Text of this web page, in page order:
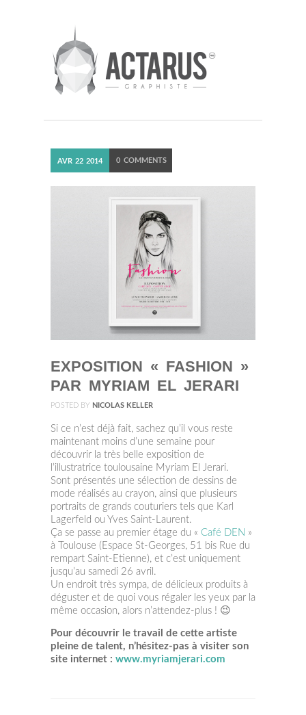
AVR 22 2014 0 COMMENTS
EXPOSITION « FASHION »
PAR MYRIAM EL JERARI
POSTED BY NICOLAS KELLER
Si ce n’est déjà fait, sachez qu’il vous reste
maintenant moins d’une semaine pour
découvrir la très belle exposition de
l’illustratrice toulousaine Myriam El Jerari.
Sont présentés une sélection de dessins de
mode réalisés au crayon, ainsi que plusieurs
portraits de grands couturiers tels que Karl
Lagerfeld ou Yves Saint-Laurent.
Ça se passe au premier étage du « Café DEN »
à Toulouse (Espace St-Georges, 51 bis Rue du
rempart Saint-Etienne), et c’est uniquement
jusqu’au samedi 26 avril.
Un endroit très sympa, de délicieux produits à
déguster et de quoi vous régaler les yeux par la
même occasion, alors n’attendez-plus ! 😉
Pour découvrir le travail de cette artiste
pleine de talent, n’hésitez-pas à visiter son
site internet : www.myriamjerari.com